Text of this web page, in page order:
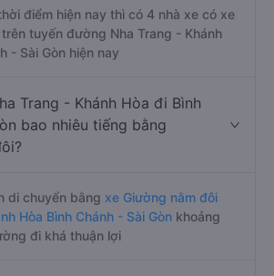
điểm hiện nay thì có 4 nhà xe có xe
tuyến đường Nha Trang - Khánh
- Sài Gòn hiện nay
Trang - Khánh Hòa đi Bình
bao nhiêu tiếng bằng
di chuyển bằng xe Giường nằm đôi
Hòa Bình Chánh - Sài Gòn khoảng
đi khá thuận lợi